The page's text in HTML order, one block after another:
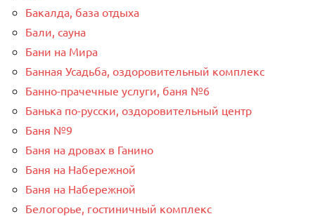
Бакалда, база отдыха
Бали, сауна
Бани на Мира
Банная Усадьба, оздоровительный комплекс
Банно-прачечные услуги, баня №6
Банька по-русски, оздоровительный центр
Баня №9
Баня на дровах в Ганино
Баня на Набережной
Баня на Набережной
Белогорье, гостиничный комплекс